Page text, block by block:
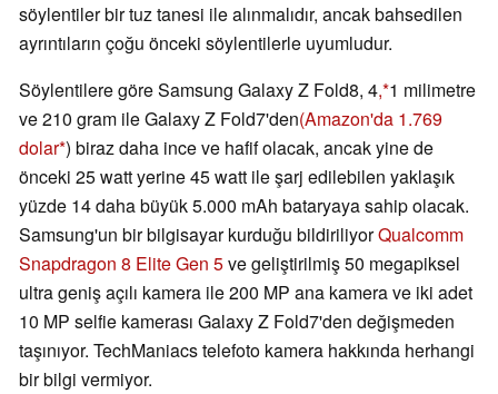
söylentiler bir tuz tanesi ile alınmalıdır, ancak bahsedilen
ayrıntıların çoğu önceki söylentilerle uyumludur.
Söylentilere göre Samsung Galaxy Z Fold8, 4, 1 milimetre
ve 210 gram ile Galaxy Z Fold7'den(Amazon'da 1.769
dolar ) biraz daha ince ve hafif olacak, ancak yine de
önceki 25 watt yerine 45 watt ile şarj edilebilen yaklaşık
yüzde 14 daha büyük 5.000 mAh bataryaya sahip olacak.
Samsung'un bir bilgisayar kurduğu bildiriliyorQualcomm
Snapdragon 8 Elite Gen 5ve geliştirilmiş 50 megapiksel
ultra geniş açılı kamera ile 200 MP ana kamera ve iki adet
10 MP selfie kamerası Galaxy Z Fold7'den değişmeden
taşınıyor. TechManiacs telefoto kamera hakkında herhangi
bir bilgi vermiyor.